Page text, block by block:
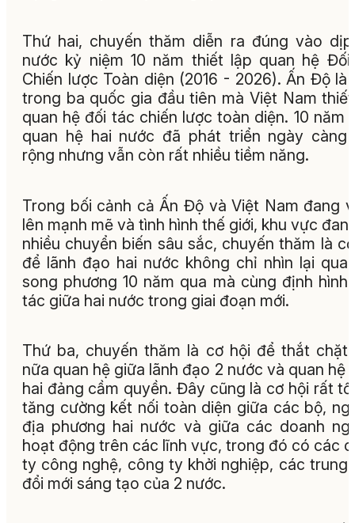
Thứ hai, chuyến thăm diễn ra đúng vào
nước kỷ niệm 10 năm thiết lập quan hệ
Chiến lược Toàn diện (2016 - 2026). Ấn Độ là
trong ba quốc gia đầu tiên mà Việt Nam
quan hệ đối tác chiến lược toàn diện. 10 năm
quan hệ hai nước đã phát triển ngày càng
rộng nhưng vẫn còn rất nhiều tiềm năng.
Trong bối cảnh cả Ấn Độ và Việt Nam đang
lên mạnh mẽ và tình hình thế giới, khu vực
nhiều chuyển biến sâu sắc, chuyến thăm là
để lãnh đạo hai nước không chỉ nhìn lại
song phương 10 năm qua mà cùng định hình
tác giữa hai nước trong giai đoạn mới.
Thứ ba, chuyến thăm là cơ hội để thắt chặt
nữa quan hệ giữa lãnh đạo 2 nước và quan hệ
hai đảng cầm quyền. Đây cũng là cơ hội rất
tăng cường kết nối toàn diện giữa các bộ,
địa phương hai nước và giữa các doanh
hoạt động trên các lĩnh vực, trong đó có các
ty công nghệ, công ty khởi nghiệp, các trung
đổi mới sáng tạo của 2 nước.